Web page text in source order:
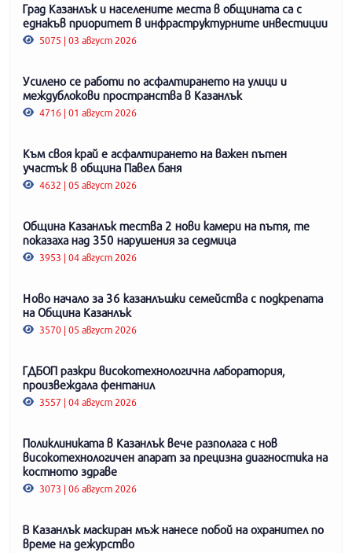
Град Казанлък и населените места в общината са с
еднакъв приоритет в инфраструктурните инвестиции
5075 | 03 август 2026
Усилено се работи по асфалтирането на улици и
междублокови пространства в Казанлък
4716 | 01 август 2026
Към своя край е асфалтирането на важен пътен
участък в община Павел баня
4632 | 05 август 2026
Община Казанлък тества 2 нови камери на пътя, те
показаха над 350 нарушения за седмица
3953 | 04 август 2026
Ново начало за 36 казанлъшки семейства с подкрепата
на Община Казанлък
3570 | 05 август 2026
ГДБОП разкри високотехнологична лаборатория,
произвеждала фентанил
3557 | 04 август 2026
Поликлиниката в Казанлък вече разполага с нов
високотехнологичен апарат за прецизна диагностика на
костното здраве
3073 | 06 август 2026
В Казанлък маскиран мъж нанесе побой на охранител по
време на дежурство